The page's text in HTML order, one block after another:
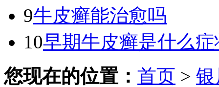
9牛皮癣能治愈吗
10早期牛皮癣是什么症
您现在的位置： 首页 >